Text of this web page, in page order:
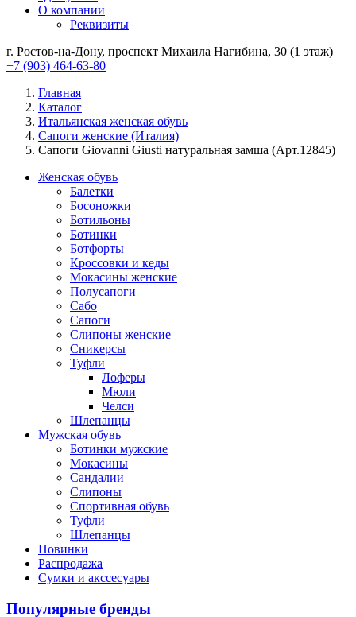
О компании
Реквизиты
г. Ростов-на-Дону, проспект Михаила Нагибина, 30 (1 этаж)
+7 (903) 464-63-80
Главная
Каталог
Итальянская женская обувь
Сапоги женские (Италия)
Сапоги Giovanni Giusti натуральная замша (Арт.12845)
Женская обувь
Балетки
Босоножки
Ботильоны
Ботинки
Ботфорты
Кроссовки и кеды
Мокасины женские
Полусапоги
Сабо
Сапоги
Слипоны женские
Сникерсы
Туфли
Лоферы
Мюли
Челси
Шлепанцы
Мужская обувь
Ботинки мужские
Мокасины
Сандалии
Слипоны
Спортивная обувь
Туфли
Шлепанцы
Новинки
Распродажа
Сумки и акссесуары
Популярные бренды